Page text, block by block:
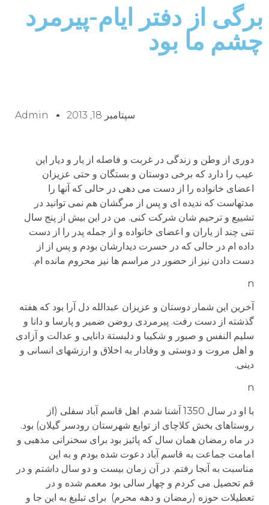
برگی از دفتر ایام-پیرمرد
چشم ما بود
سپتامبر 18, 2013 Admin
دوری از وطن و زندگی در غربت و فاصله از یار و دیار این
عیب را دارد که برخی دوستان و بستگان و حتی عزیزان
اعضای خانواده را از دست می دهی در حالی که آنها را
مدتهاست که ندیده ای و پس از مرگشان هم نمی توانید در
تشییع و ترحیم شان شرکت کنی. من در این بیش از پنج سال
تنی چند از یاران و اعضای خانواده و از جمله پدر را از دست
داده ام در حالی که در حسرت دیدارشان بودم و پس از از
دست دادن نیز از حضور در مراسم ها نیز محروم مانده ام.
n
آخرین این شمار دوستان و عزیزان عبدالله دل آرا بود که هفته
گذشته از دست رفت. پیرمردی روضن ضمیر و پارسا و دانا و
سلیم النفس و صبور و شکیبا و دلبستة دانایی و عدالت و آزادی
و اهل مروت و دوستی و وفادار به اخلاق و ارزشهای انسانی و
دینی.
n
با او در سال 1350 آشنا شدم. اهل قاسم آباد سفلی (از
روستاهای بخش کلاچای از توابع شهرستان رودسر گیلان) بود.
در ماه رمضان همان سال که پائیز بود برای سخنرانی مذهبی و
امامت جماعت به قاسم آباد دعوت شده بودم و به این
مناسبت به آنجا رفتم. در آن زمان بیست و دو سال داشتم و در
قم تحصیل می کردم و چهار سالی بود معمم شده و در
تعطیلات حوزه (رمضان و دهه محرم) برای تبلیغ به این جا و